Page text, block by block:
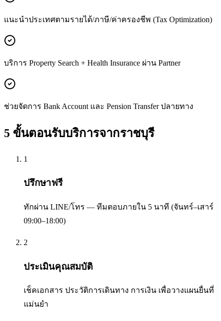
แนะนำประเทศตามรายได้/ภาษี/ค่าครองชีพ (Tax Optimization)
บริการ Property Search + Health Insurance ผ่าน Partner
ช่วยจัดการ Bank Account และ Pension Transfer ปลายทาง
5 ขั้นตอนรับบริการจากราชบุรี
1
ปรึกษาฟรี
ทักผ่าน LINE/โทร — ทีมตอบภายใน 5 นาที (จันทร์–เสาร์
09:00–18:00)
2
ประเมินคุณสมบัติ
เช็คเอกสาร ประวัติการเดินทาง การเงิน เพื่อวางแผนยื่นที่
แม่นยำ